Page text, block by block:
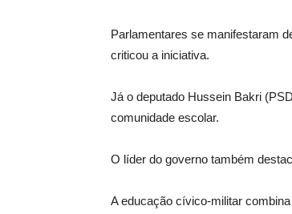
Parlamentares se manifestaram
criticou a iniciativa.
Já o deputado Hussein Bakri
comunidade escolar.
O líder do governo também
A educação cívico-militar